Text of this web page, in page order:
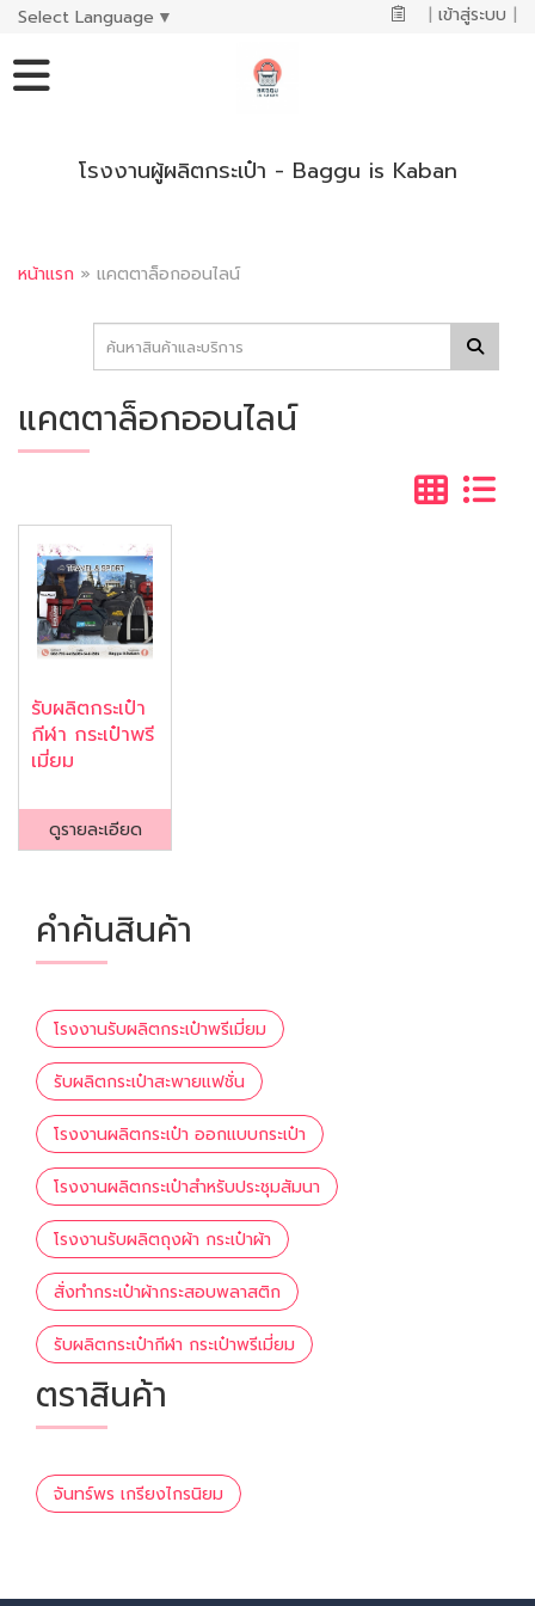
Select Language ▼ | เข้าสู่ระบบ |
โรงงานผู้ผลิตกระเป๋า - Baggu is Kaban
หน้าแรก » แคตตาล็อกออนไลน์
แคตตาล็อกออนไลน์
รับผลิตกระเป๋า
กีฬา กระเป๋าพรี
เมี่ยม
ดูรายละเอียด
คำค้นสินค้า
โรงงานรับผลิตกระเป๋าพรีเมี่ยม
รับผลิตกระเป๋าสะพายแฟชั่น
โรงงานผลิตกระเป๋า ออกแบบกระเป๋า
โรงงานผลิตกระเป๋าสำหรับประชุมสัมนา
โรงงานรับผลิตถุงผ้า กระเป๋าผ้า
สั่งทำกระเป๋าผ้ากระสอบพลาสติก
รับผลิตกระเป๋ากีฬา กระเป๋าพรีเมี่ยม
ตราสินค้า
จันทร์พร เกรียงไกรนิยม